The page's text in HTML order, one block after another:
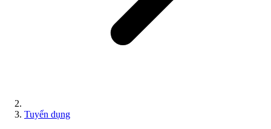
Tuyển dụng